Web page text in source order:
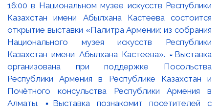
16:00 в Национальном музее искусств Республики
Казахстан имени Абылхана Кастеева состоится
открытие выставки «Палитра Армении: из собрания
Национального музея искусств Республики
Казахстан имени Абылхана Кастеева». ▫️Выставка
организована при поддержке Посольства
Республики Армения в Республике Казахстан и
Почётного консульства Республики Армения в
Алматы. ▪️Выставка познакомит посетителей с